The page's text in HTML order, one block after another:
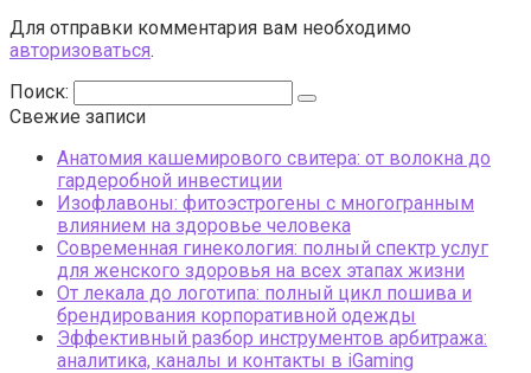
Для отправки комментария вам необходимо
авторизоваться.
Поиск:
Свежие записи
Анатомия кашемирового свитера: от волокна до
гардеробной инвестиции
Изофлавоны: фитоэстрогены с многогранным
влиянием на здоровье человека
Современная гинекология: полный спектр услуг
для женского здоровья на всех этапах жизни
От лекала до логотипа: полный цикл пошива и
брендирования корпоративной одежды
Эффективный разбор инструментов арбитража:
аналитика, каналы и контакты в iGaming